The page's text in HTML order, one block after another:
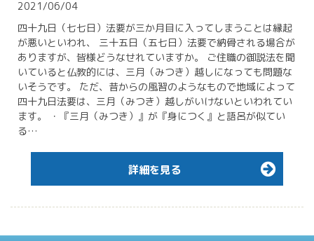
2021/06/04
四十九日（七七日）法要が三か月目に入ってしまうことは縁起
が悪いといわれ、 三十五日（五七日）法要で納骨される場合が
ありますが、皆様どうなせれていますか。 ご住職の御説法を聞
いていると仏教的には、三月（みつき）越しになっても問題な
いそうです。 ただ、昔からの風習のようなもので地域によって
四十九日法要は、三月（みつき）越しがいけないといわれてい
ます。 ・『三月（みつき）』が『身につく』と語呂が似てい
る…
詳細を見る